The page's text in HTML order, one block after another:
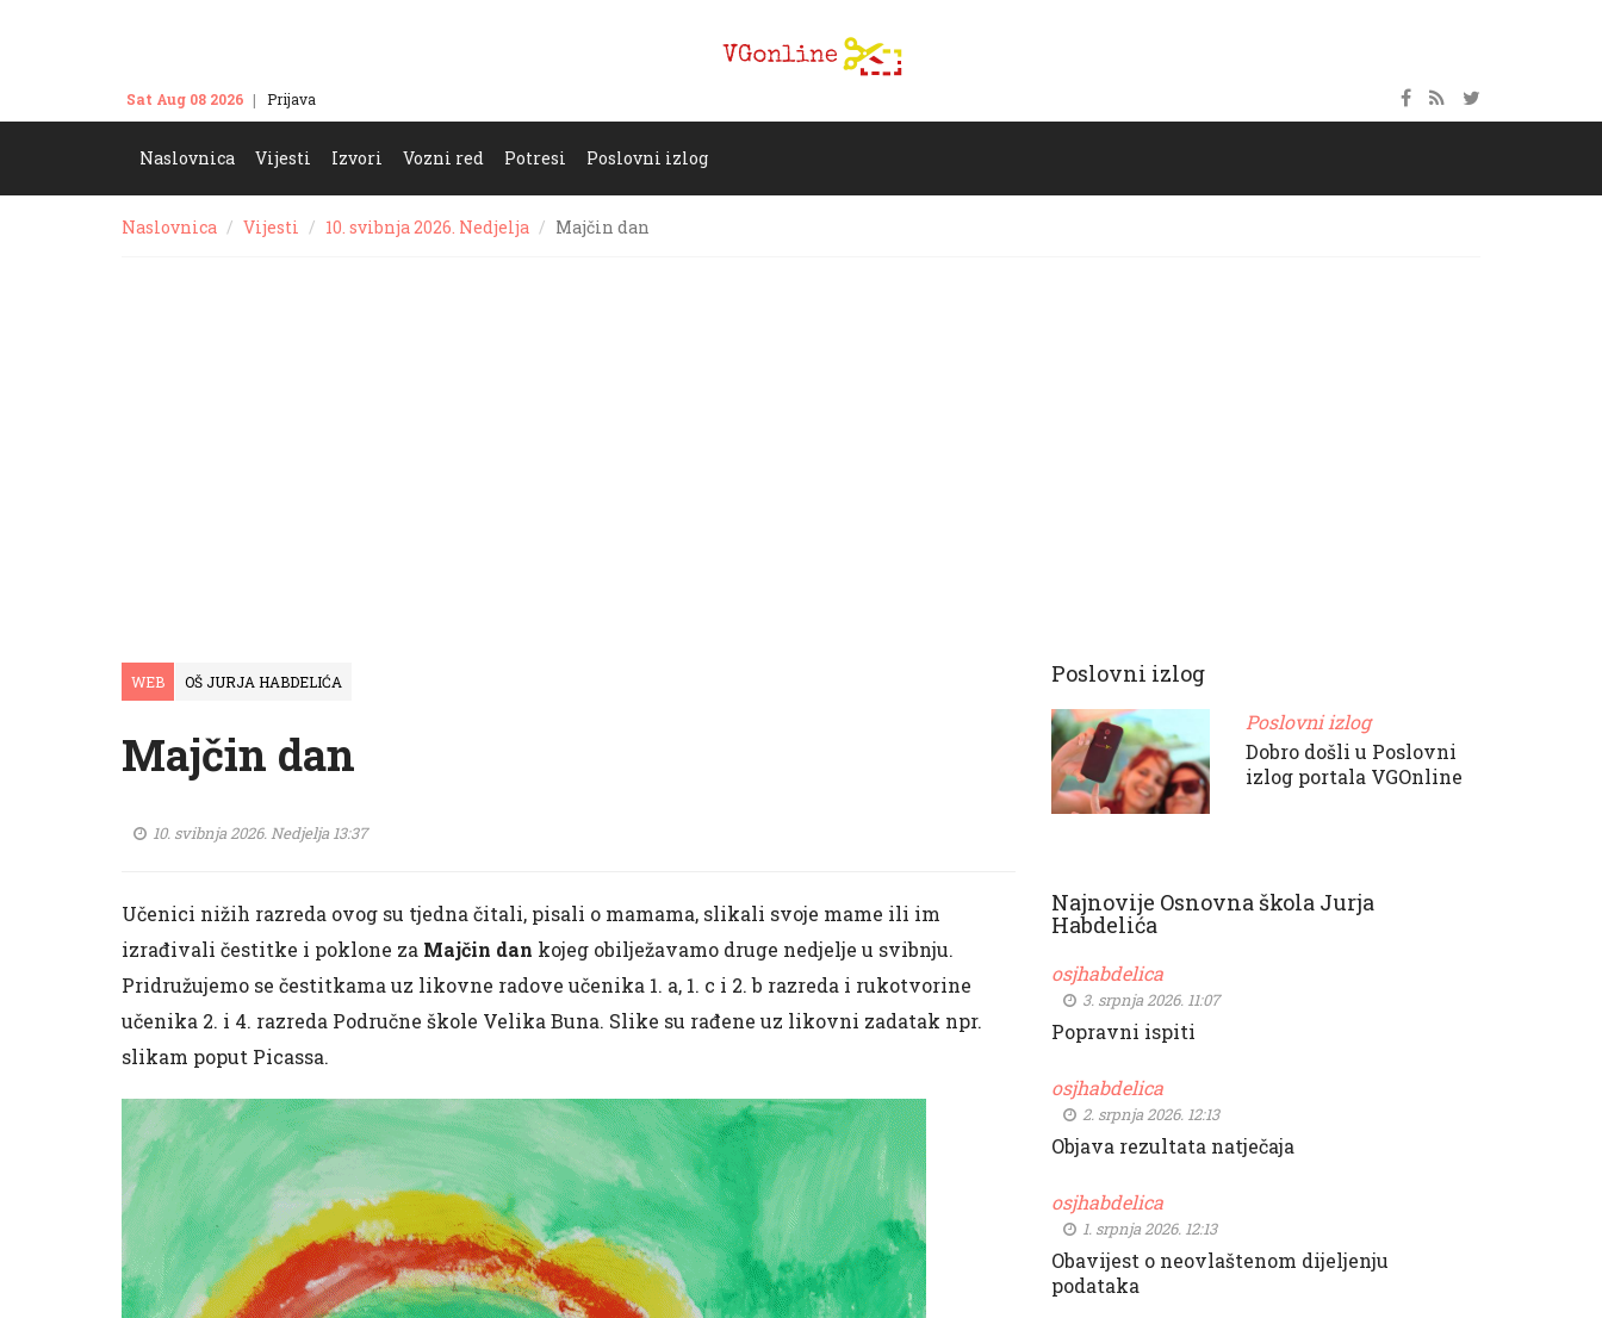
Sat Aug 08 2026 Prijava
Naslovnica Vijesti Izvori Vozni red Potresi Poslovni izlog
Naslovnica Vijesti 10. svibnja 2026. Nedjelja Majčin dan
WEB OŠ JURJA HABDELIĆA
Majčin dan
10. svibnja 2026. Nedjelja 13:37
Učenici nižih razreda ovog su tjedna čitali, pisali o mamama, slikali svoje mame ili im
izrađivali čestitke i poklone za Majčin dan kojeg obilježavamo druge nedjelje u svibnju.
Pridružujemo se čestitkama uz likovne radove učenika 1. a, 1. c i 2. b razreda i rukotvorine
učenika 2. i 4. razreda Područne škole Velika Buna. Slike su rađene uz likovni zadatak npr.
slikam poput Picassa.
Poslovni izlog
Poslovni izlog
Dobro došli u Poslovni
izlog portala VGOnline
Najnovije Osnovna škola Jurja
Habdelića
osjhabdelica
3. srpnja 2026. 11:07
Popravni ispiti
osjhabdelica
2. srpnja 2026. 12:13
Objava rezultata natječaja
osjhabdelica
1. srpnja 2026. 12:13
Obavijest o neovlaštenom dijeljenju
podataka